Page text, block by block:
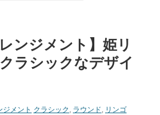
ンジメント】姫リ
ラシックなデザイ
ジメント クラシック , ラウンド, リンゴ